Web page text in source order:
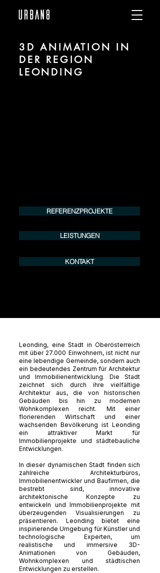
3D ANIMATION IN
DER REGION
LEONDING
REFERENZPROJEKTE
LEISTUNGEN
KONTAKT
Leonding, eine Stadt in Oberösterreich
mit über 27.000 Einwohnern, ist nicht nur
eine lebendige Gemeinde, sondern auch
ein bedeutendes Zentrum für Architektur
und Immobilienentwicklung. Die Stadt
zeichnet sich durch ihre vielfältige
Architektur aus, die von historischen
Gebäuden bis hin zu modernen
Wohnkomplexen reicht. Mit einer
florierenden Wirtschaft und einer
wachsenden Bevölkerung ist Leonding
ein attraktiver Markt für
Immobilienprojekte und städtebauliche
Entwicklungen.
In dieser dynamischen Stadt finden sich
zahlreiche Architekturbüros,
Immobilienentwickler und Baufirmen, die
bestrebt sind, innovative
architektonische Konzepte zu
entwickeln und Immobilienprojekte mit
überzeugenden Visualisierungen zu
präsentieren. Leonding bietet eine
inspirierende Umgebung für Künstler und
technologische Experten, um
realistische und immersive 3D-
Animationen von Gebäuden,
Wohnkomplexen und städtischen
Entwicklungen zu erstellen.